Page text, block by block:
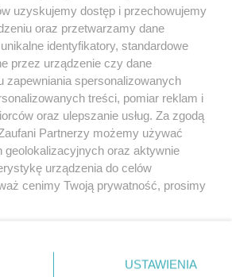
Kurier Szczeciński sp. z o.o.
uzyskujemy dostęp i przechowujemy
oraz przetwarzamy dane
identyfikatory, standardowe
przez urządzenie czy dane
zapewniania spersonalizowanych
treści, pomiar reklam i
oraz ulepszanie usług. Za zgodą
Partnerzy możemy używać
geolokalizacyjnych oraz aktywnie
urządzenia do celów
cenimy Twoją prywatność, prosimy
się w lewym dolnym rogu strony
przetwarzania danych nie wymagają
USTAWIENIA